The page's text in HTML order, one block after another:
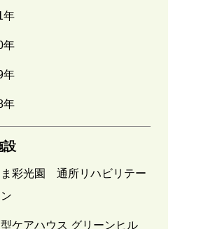
年
年
年
年
設
彩光園 通所リハビリテー
ケアハウス グリーンヒル